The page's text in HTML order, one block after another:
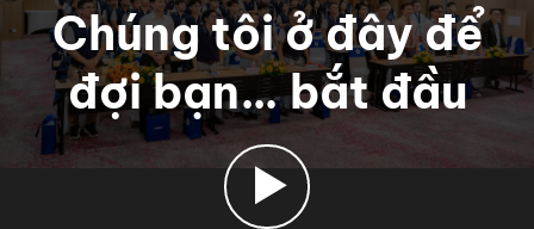
Chúng tôi ở đây để
đợi bạn… bắt đầu